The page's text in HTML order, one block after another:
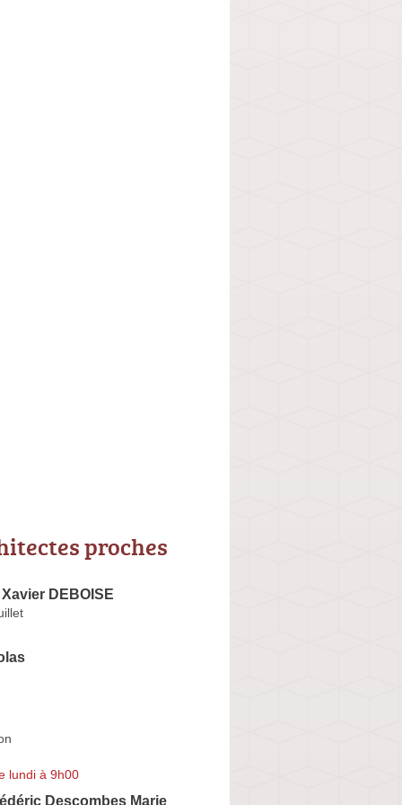
proches
DEBOISE
lundi à 9h00
Descombes Marie